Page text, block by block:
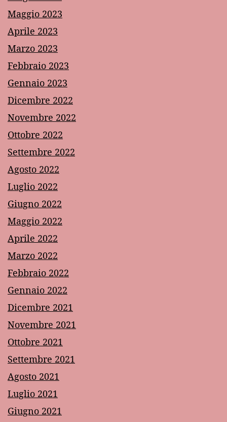
Maggio 2023
Aprile 2023
Marzo 2023
Febbraio 2023
Gennaio 2023
Dicembre 2022
Novembre 2022
Ottobre 2022
Settembre 2022
Agosto 2022
Luglio 2022
Giugno 2022
Maggio 2022
Aprile 2022
Marzo 2022
Febbraio 2022
Gennaio 2022
Dicembre 2021
Novembre 2021
Ottobre 2021
Settembre 2021
Agosto 2021
Luglio 2021
Giugno 2021